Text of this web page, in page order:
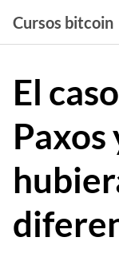
contenido
Cursos bitcoin
El
Paxos